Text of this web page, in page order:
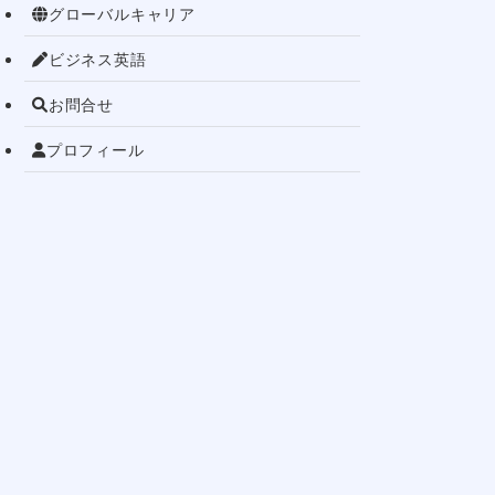
グローバルキャリア
ビジネス英語
お問合せ
プロフィール